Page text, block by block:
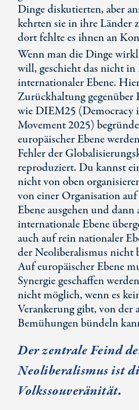
Dinge diskutierten, aber
kehrten sie in ihre Länder
dort fehlte es ihnen an
Wenn man die Dinge
will, geschieht das nicht
internationaler Ebene.
Zurückhaltung gegenüber
wie DIEM25 (Democracy
Movement 2025)
europäischer Ebene
Fehler der
reproduziert. Du kannst
nicht von oben
von einer Organisation
Ebene ausgehen und dann
internationale Ebene
auch auf rein nationaler
der Neoliberalismus nicht
Auf europäischer Ebene
Synergie geschaffen
nicht möglich, wenn es
Verankerung gibt, von der
Bemühungen bündeln
Der zentrale Feind
Neoliberalismus ist
Volkssouveränität.